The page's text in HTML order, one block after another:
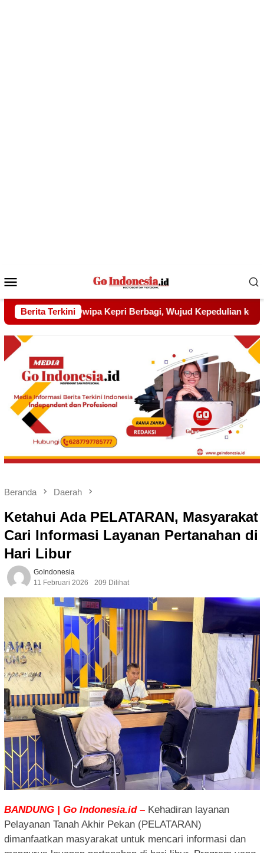
Mobile
Berita Terkini
Kepedulian kepada Pondok Tahfidz Yatim dan Dhuafa Al-
Beranda Daerah
Ketahui Ada PELATARAN, Masyarakat
Cari Informasi Layanan Pertanahan di
Hari Libur
GoIndonesia
11 Februari 2026
209 Dilihat
BANDUNG | Go Indonesia.id – Kehadiran layanan
Pelayanan Tanah Akhir Pekan (PELATARAN)
dimanfaatkan masyarakat untuk mencari informasi dan